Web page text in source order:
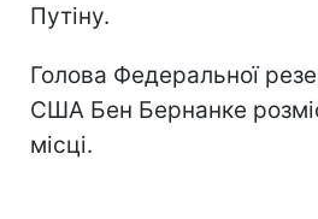
Путіну.
Голова Федеральної
США Бен Бернанке
місці.